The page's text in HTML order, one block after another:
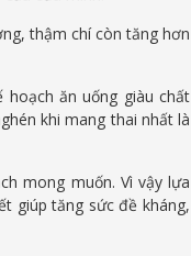
thậm chí còn tăng hơn
ăn uống giàu chất
khi mang thai nhất là
mong muốn. Vì vậy lựa
giúp tăng sức đề kháng,